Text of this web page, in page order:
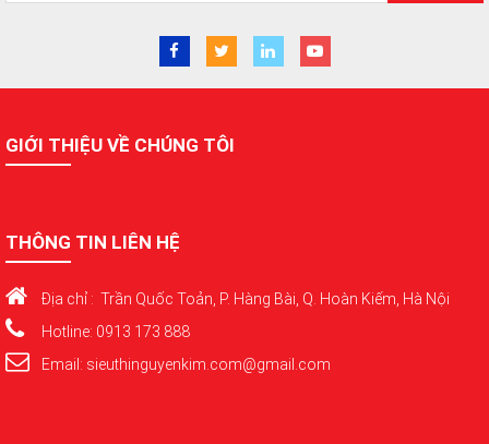
GIỚI THIỆU VỀ CHÚNG TÔI
THÔNG TIN LIÊN HỆ
Địa chỉ : Trần Quốc Toản, P. Hàng Bài, Q. Hoàn Kiếm, Hà Nội
Hotline: 0913 173 888
Email: sieuthinguyenkim.com@gmail.com